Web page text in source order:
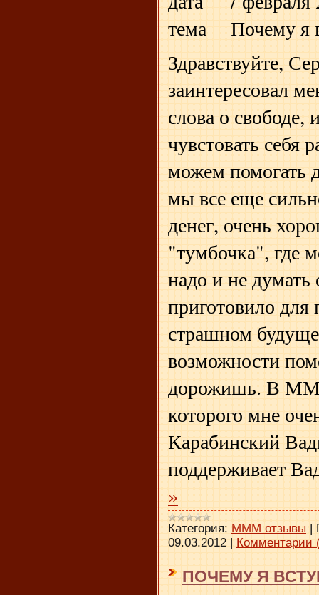
тема Почему я
Здравствуйте,
заинтересовал
слова о
чувстовать себя
можем помогать
мы все еще
денег, очень
"тумбочка", где
надо и не думать
приготовило
страшном
возможности
дорожишь. В
которого мне
Карабинский
поддерживает
»
Категория: МММ отзывы
09.03.2012
Комментарии
ПОЧЕМУ Я